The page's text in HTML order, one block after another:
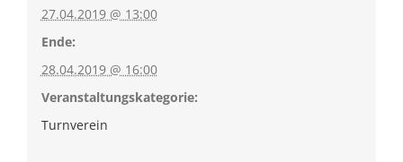
27.04.2019 @ 13:00
Ende:
28.04.2019 @ 16:00
Veranstaltungskategorie:
Turnverein